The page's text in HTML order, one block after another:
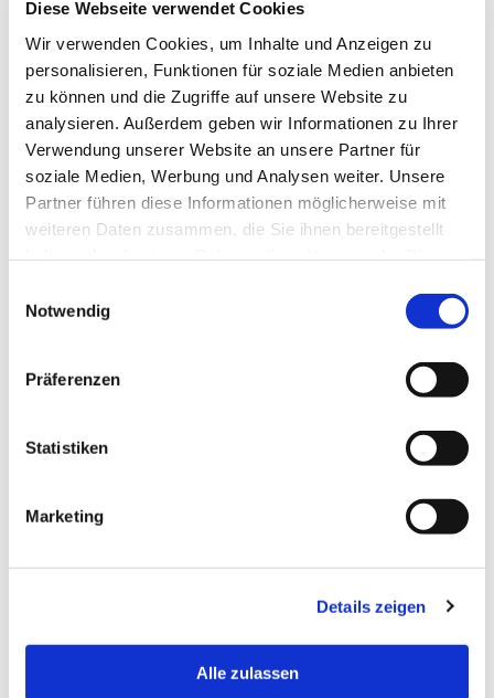
Diese Webseite verwendet Cookies
Wir verwenden Cookies, um Inhalte und Anzeigen zu
personalisieren, Funktionen für soziale Medien anbieten
zu können und die Zugriffe auf unsere Website zu
analysieren. Außerdem geben wir Informationen zu Ihrer
Verwendung unserer Website an unsere Partner für
soziale Medien, Werbung und Analysen weiter. Unsere
Partner führen diese Informationen möglicherweise mit
weiteren Daten zusammen, die Sie ihnen bereitgestellt
Notwendig
Präferenzen
Statistiken
Marketing
Details zeigen
Alle zulassen